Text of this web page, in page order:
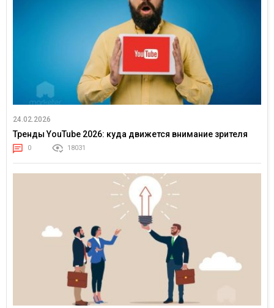
24.02.2026
Тренды YouTube 2026: куда движется внимание зрителя
0 18031